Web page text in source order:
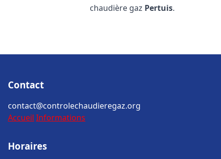
chaudière gaz Pertuis.
Contact
contact@controlechaudieregaz.org
Accueil Informations
Horaires